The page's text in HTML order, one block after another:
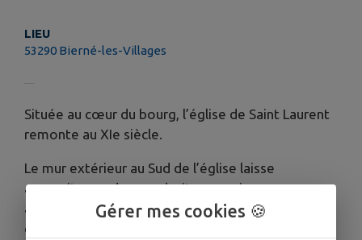
LIEU
53290 Bierné-les-Villages
Située au cœur du bourg, l’église de Saint Laurent
remonte au XIe siècle.
Le mur extérieur au Sud de l’église laisse
apparaitre en deux endroits au moins un
appareillage de moellons « en arêtes de poisson »
caractéristiques des bâtiments du haut moyen-
Gérer mes cookies 🍪